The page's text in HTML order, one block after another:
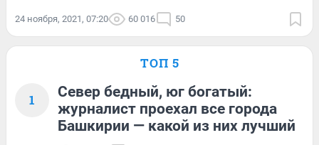
24 ноября, 2021, 07:20 60 016 50
ТОП 5
1
Север бедный, юг богатый:
журналист проехал все города
Башкирии — какой из них лучший